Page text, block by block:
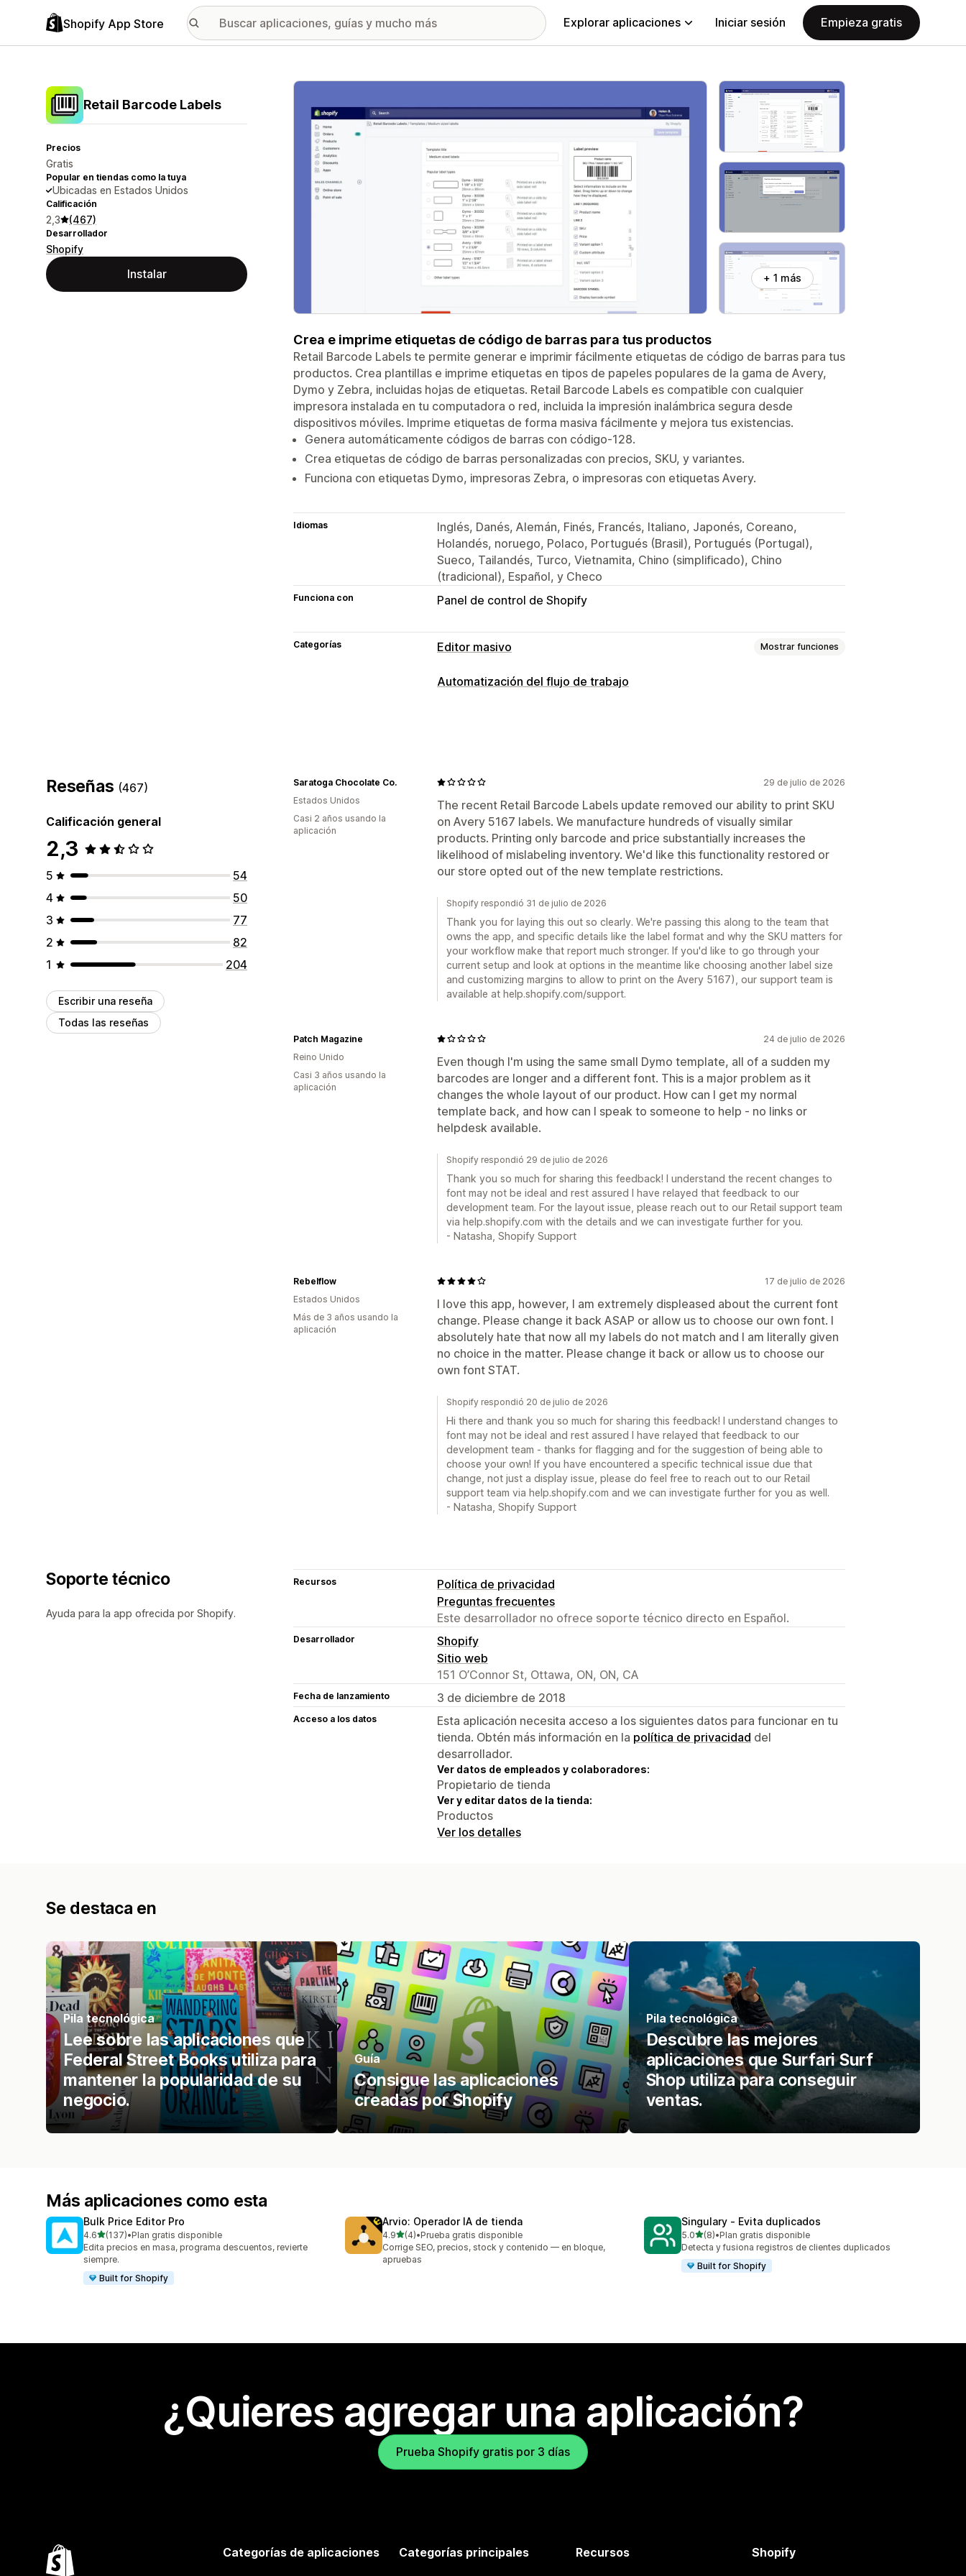
Shopify App Store Explorar aplicaciones Iniciar sesión Empieza gratis
Retail Barcode Labels
Precios
Gratis
Popular en tiendas como la tuya
Ubicadas en Estados Unidos
Calificación
2,3 (467)
Desarrollador
Shopify
Instalar
Galería de imágenes destacadas
+ 1 más
Crea e imprime etiquetas de código de barras para tus productos
Retail Barcode Labels te permite generar e imprimir fácilmente etiquetas de código de barras para tus
productos. Crea plantillas e imprime etiquetas en tipos de papeles populares de la gama de Avery,
Dymo y Zebra, incluidas hojas de etiquetas. Retail Barcode Labels es compatible con cualquier
impresora instalada en tu computadora o red, incluida la impresión inalámbrica segura desde
dispositivos móviles. Imprime etiquetas de forma masiva fácilmente y mejora tus existencias.
Genera automáticamente códigos de barras con código-128.
Crea etiquetas de código de barras personalizadas con precios, SKU, y variantes.
Funciona con etiquetas Dymo, impresoras Zebra, o impresoras con etiquetas Avery.
Idiomas
Inglés, Danés, Alemán, Finés, Francés, Italiano, Japonés, Coreano,
Holandés, noruego, Polaco, Portugués (Brasil), Portugués (Portugal),
Sueco, Tailandés, Turco, Vietnamita, Chino (simplificado), Chino
(tradicional), Español, y Checo
Funciona con Panel de control de Shopify
Categorías Editor masivo Mostrar funciones
Recursos editables
Automatización del flujo de trabajo
Reseñas (467)
Calificación general
2,3
5
54
4
50
3
77
2
82
1
204
Escribir una reseña
Todas las reseñas
29 de julio de 2026
The recent Retail Barcode Labels update removed our ability to print SKU
on Avery 5167 labels. We manufacture hundreds of visually similar
products. Printing only barcode and price substantially increases the
likelihood of mislabeling inventory. We'd like this functionality restored or
our store opted out of the new template restrictions.
Saratoga Chocolate Co.
Estados Unidos
Casi 2 años usando la
aplicación
Shopify respondió 31 de julio de 2026
Thank you for laying this out so clearly. We're passing this along to the team that
owns the app, and specific details like the label format and why the SKU matters for
your workflow make that report much stronger. If you'd like to go through your
current setup and look at options in the meantime like choosing another label size
and customizing margins to allow to print on the Avery 5167), our support team is
available at help.shopify.com/support.
24 de julio de 2026
Even though I'm using the same small Dymo template, all of a sudden my
barcodes are longer and a different font. This is a major problem as it
changes the whole layout of our product. How can I get my normal
template back, and how can I speak to someone to help - no links or
helpdesk available.
Patch Magazine
Reino Unido
Casi 3 años usando la
aplicación
Shopify respondió 29 de julio de 2026
Thank you so much for sharing this feedback! I understand the recent changes to
font may not be ideal and rest assured I have relayed that feedback to our
development team. For the layout issue, please reach out to our Retail support team
via help.shopify.com with the details and we can investigate further for you.
- Natasha, Shopify Support
17 de julio de 2026
I love this app, however, I am extremely displeased about the current font
change. Please change it back ASAP or allow us to choose our own font. I
absolutely hate that now all my labels do not match and I am literally given
no choice in the matter. Please change it back or allow us to choose our
own font STAT.
Rebelflow
Estados Unidos
Más de 3 años usando la
aplicación
Shopify respondió 20 de julio de 2026
Hi there and thank you so much for sharing this feedback! I understand changes to
font may not be ideal and rest assured I have relayed that feedback to our
development team - thanks for flagging and for the suggestion of being able to
choose your own! If you have encountered a specific technical issue due that
change, not just a display issue, please do feel free to reach out to our Retail
support team via help.shopify.com and we can investigate further for you as well.
- Natasha, Shopify Support
Soporte técnico
Ayuda para la app ofrecida por Shopify.
Recursos
Política de privacidad
Preguntas frecuentes
Este desarrollador no ofrece soporte técnico directo en Español.
Desarrollador
Shopify
Sitio web
151 O’Connor St, Ottawa, ON, ON, CA
Fecha de lanzamiento 3 de diciembre de 2018
Acceso a los datos
Esta aplicación necesita acceso a los siguientes datos para funcionar en tu
tienda. Obtén más información en la política de privacidad del
desarrollador.
Ver datos de empleados y colaboradores:
Propietario de tienda
Ver y editar datos de la tienda:
Productos
Ver los detalles
Se destaca en
Pila tecnológica
Lee sobre las aplicaciones que
Federal Street Books utiliza para
mantener la popularidad de su
negocio.
Guía
Consigue las aplicaciones
creadas por Shopify
Pila tecnológica
Descubre las mejores
aplicaciones que Surfari Surf
Shop utiliza para conseguir
ventas.
Más aplicaciones como esta
Bulk Price Editor Pro
4.6de 5 estrellas
(137)
137 reseñas en total
•Plan gratis disponible
Edita precios en masa, programa descuentos, revierte
siempre.
Built for Shopify
Arvio: Operador IA de tienda
4.9de 5 estrellas
(4)
4 reseñas en total
•Prueba gratis disponible
Corrige SEO, precios, stock y contenido — en bloque,
apruebas
Singulary ‑ Evita duplicados
5.0de 5 estrellas
(8)
8 reseñas en total
•Plan gratis disponible
Detecta y fusiona registros de clientes duplicados
Built for Shopify
¿Quieres agregar una aplicación?
Prueba Shopify gratis por 3 días
Categorías de aplicaciones Categorías principales Recursos Shopify